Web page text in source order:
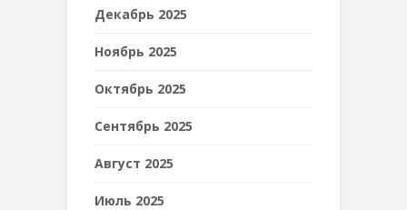
Декабрь 2025
Ноябрь 2025
Октябрь 2025
Сентябрь 2025
Август 2025
Июль 2025